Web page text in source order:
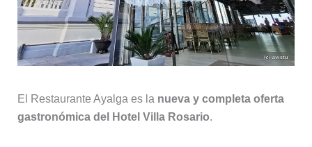
El Restaurante Ayalga es la nueva y completa oferta
gastronómica del Hotel Villa Rosario.